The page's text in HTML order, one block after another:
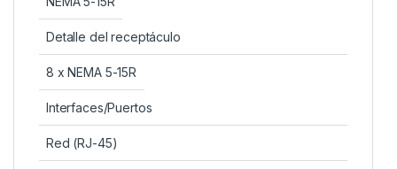
Detalle del receptáculo
8 x NEMA 5-15R
Interfaces/Puertos
Red (RJ-45)